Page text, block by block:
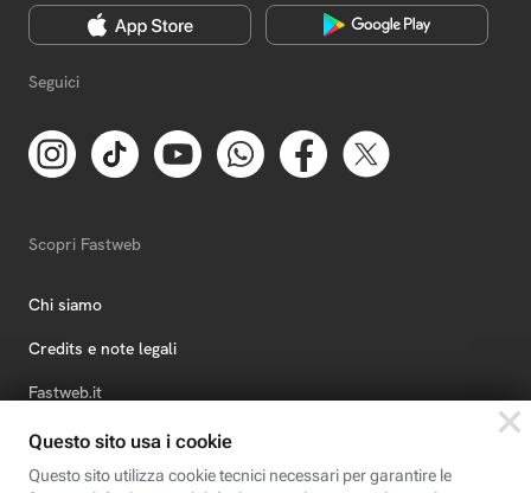
Seguici
Scopri Fastweb
Chi siamo
Credits e note legali
Fastweb.it
Formazione